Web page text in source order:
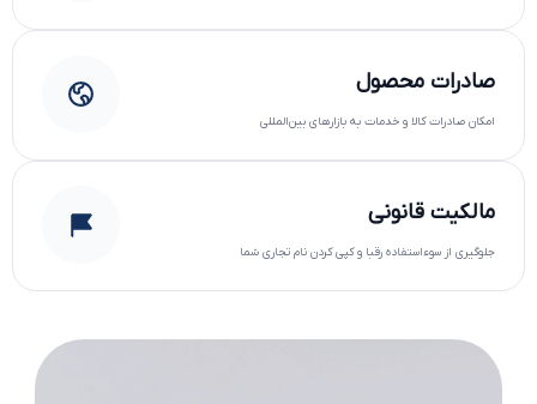
صادرات محصول
امکان صادرات کالا و خدمات به بازارهای بین‌المللی
مالکیت قانونی
جلوگیری از سوءاستفاده رقبا و کپی کردن نام تجاری شما